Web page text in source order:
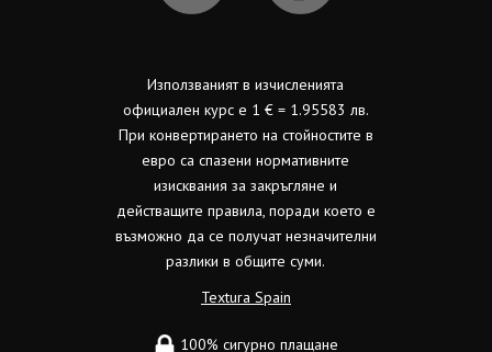
Използваният в изчисленията
официален курс е 1 € = 1.95583 лв.
При конвертирането на стойностите в
евро са спазени нормативните
изисквания за закръгляне и
действащите правила, поради което е
възможно да се получат незначителни
разлики в общите суми.
Textura Spain
100% сигурно плащане